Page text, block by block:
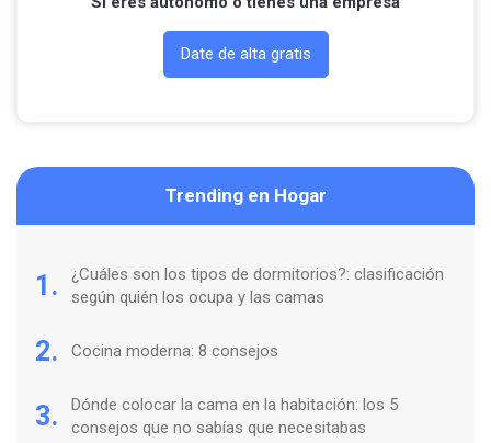
Date de alta gratis
Trending en Hogar
1.
¿Cuáles son los tipos de dormitorios?: clasificación
según quién los ocupa y las camas
2. Cocina moderna: 8 consejos
3.
Dónde colocar la cama en la habitación: los 5
consejos que no sabías que necesitabas